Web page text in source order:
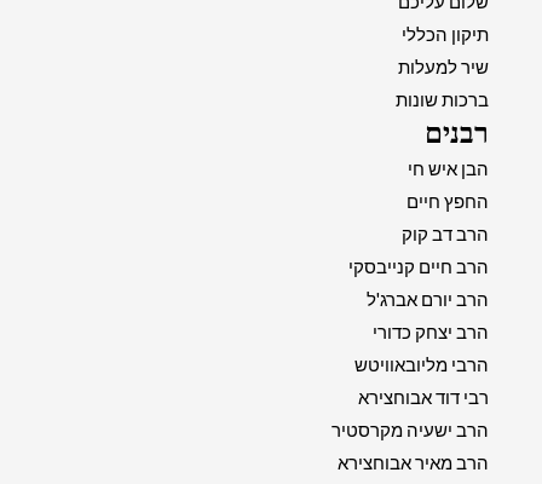
תיקון הכללי
שיר למעלות
ברכות שונות
רבנים
הבן איש חי
החפץ חיים
הרב דב קוק
הרב חיים קנייבסקי
הרב יורם אברג'ל
הרב יצחק כדורי
הרבי מליובאוויטש
רבי דוד אבוחצירא
הרב ישעיה מקרסטיר
הרב מאיר אבוחצירא